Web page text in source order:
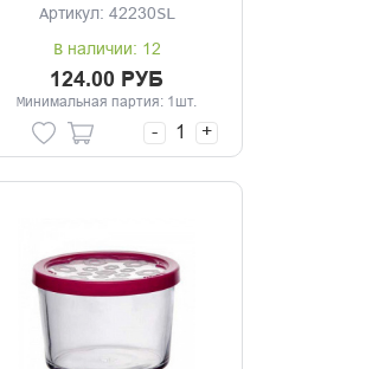
Артикул: 42230SL
В наличии: 12
124.00 РУБ
Минимальная партия: 1шт.
- +